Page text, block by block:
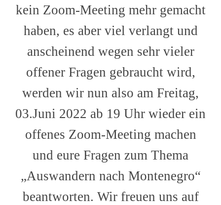
kein Zoom-Meeting mehr gemacht
haben, es aber viel verlangt und
anscheinend wegen sehr vieler
offener Fragen gebraucht wird,
werden wir nun also am Freitag,
03.Juni 2022 ab 19 Uhr wieder ein
offenes Zoom-Meeting machen
und eure Fragen zum Thema
„Auswandern nach Montenegro“
beantworten. Wir freuen uns auf